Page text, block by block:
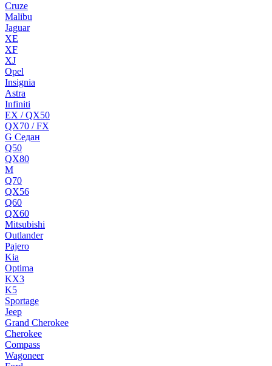
Cruze
Malibu
Jaguar
XE
XF
XJ
Opel
Insignia
Astra
Infiniti
EX / QX50
QX70 / FX
G Cедан
Q50
QX80
M
Q70
QX56
Q60
QX60
Mitsubishi
Outlander
Pajero
Kia
Optima
KX3
K5
Sportage
Jeep
Grand Cherokee
Cherokee
Compass
Wagoneer